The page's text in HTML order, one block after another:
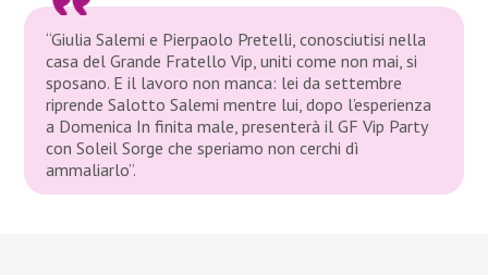
“Giulia Salemi e Pierpaolo Pretelli, conosciutisi nella
casa del Grande Fratello Vip, uniti come non mai, si
sposano. E il lavoro non manca: lei da settembre
riprende Salotto Salemi mentre lui, dopo l’esperienza
a Domenica In finita male, presenterà il GF Vip Party
con Soleil Sorge che speriamo non cerchi dì
ammaliarlo”.